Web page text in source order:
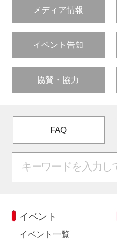
メディア情報
イベント告知
協賛・協力
FAQ
イベント
イベント一覧